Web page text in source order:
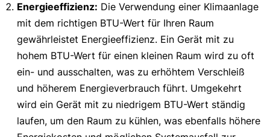
Energieeffizienz: Die Verwendung einer Klimaanlage
mit dem richtigen BTU-Wert für Ihren Raum
gewährleistet Energieeffizienz. Ein Gerät mit zu
hohem BTU-Wert für einen kleinen Raum wird zu oft
ein- und ausschalten, was zu erhöhtem Verschleiß
und höherem Energieverbrauch führt. Umgekehrt
wird ein Gerät mit zu niedrigem BTU-Wert ständig
laufen, um den Raum zu kühlen, was ebenfalls höhere